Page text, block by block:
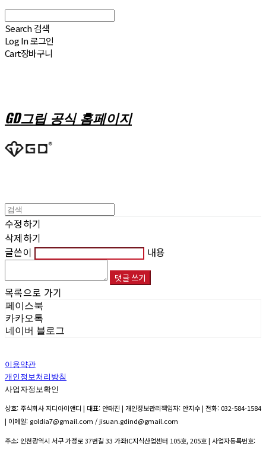
Search 검색
Log In로그인
Cart장바구니
GD그립 공식 홈페이지
수정하기
삭제하기
글쓴이
내용
댓글 쓰기
목록으로 가기
페이스북
카카오톡
네이버 블로그
이용약관
개인정보처리방침
사업자정보확인
상호: 주식회사 지디아이앤디 | 대표: 안태진 | 개인정보관리책임자: 안지수 | 전화: 032-584-1584
| 이메일: goldia7@gmail.com / jisuan.gdind@gmail.com
주소: 인천광역시 서구 가정로 37번길 33 가좌IC지식산업센터 105호, 205호 | 사업자등록번호: